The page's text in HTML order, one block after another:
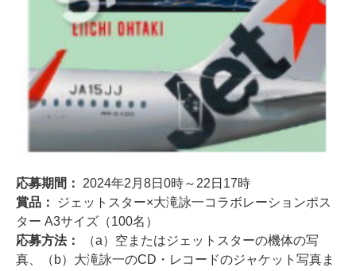
応募期間： 2024年2月8日0時～22日17時
賞品：
ジェットスター×大滝詠一コラボレーションポス
ター A3サイズ（100名）
応募方法：
（a）空またはジェットスターの機体の写
真、（b）大滝詠一のCD・レコードのジャケット写真ま